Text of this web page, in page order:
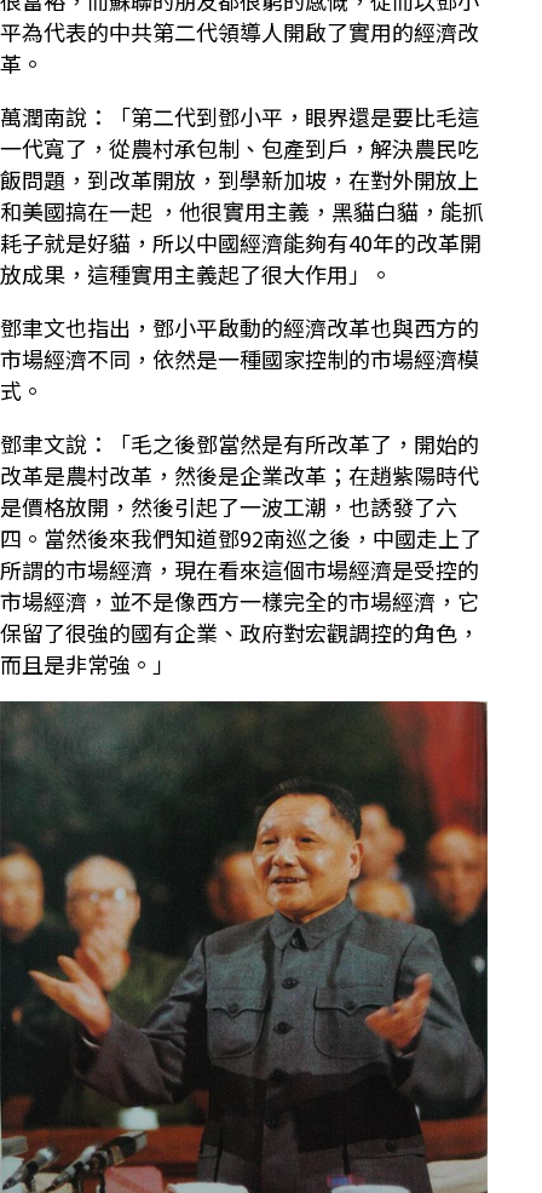
平為代表的中共第二代領導人開啟了實用的經濟改
革。
萬潤南說：「第二代到鄧小平，眼界還是要比毛這
一代寬了，從農村承包制、包產到戶，解決農民吃
飯問題，到改革開放，到學新加坡，在對外開放上
和美國搞在一起 ，他很實用主義，黑貓白貓，能抓
耗子就是好貓，所以中國經濟能夠有40年的改革開
放成果，這種實用主義起了很大作用」。
鄧聿文也指出，鄧小平啟動的經濟改革也與西方的
市場經濟不同，依然是一種國家控制的市場經濟模
式。
鄧聿文說：「毛之後鄧當然是有所改革了，開始的
改革是農村改革，然後是企業改革；在趙紫陽時代
是價格放開，然後引起了一波工潮，也誘發了六
四。當然後來我們知道鄧92南巡之後，中國走上了
所謂的市場經濟，現在看來這個市場經濟是受控的
市場經濟，並不是像西方一樣完全的市場經濟，它
保留了很強的國有企業、政府對宏觀調控的角色，
而且是非常強。」